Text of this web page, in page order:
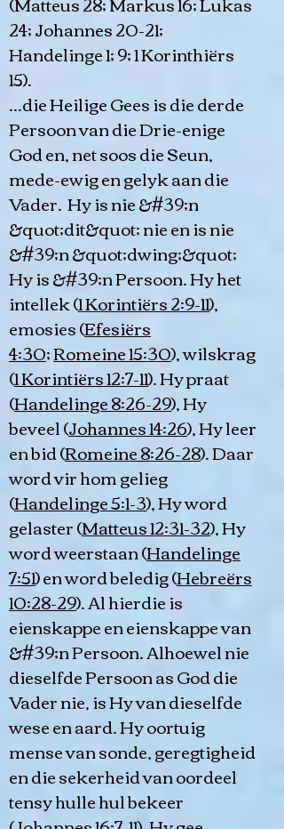
24; Johannes 20-21;
Handelinge 1; 9; 1 Korinthiërs
15).
...die Heilige Gees is die derde
Persoon van die Drie-enige
God en, net soos die Seun,
mede-ewig en gelyk aan die
Vader. Hy is nie &#39;n
&quot;dit&quot; nie en is nie
&#39;n &quot;dwing;&quot;
Hy is &#39;n Persoon. Hy het
intellek (1 Korintiërs 2:9-11),
emosies (Efesiërs
4:30;Romeine 15:30), wilskrag
(1 Korintiërs 12:7-11). Hy praat
(Handelinge 8:26-29), Hy
beveel (Johannes 14:26), Hy leer
en bid (Romeine 8:26-28). Daar
word vir hom gelieg
(Handelinge 5:1-3), Hy word
gelaster (Matteus 12:31-32), Hy
word weerstaan (Handelinge
7:51) en word beledig (Hebreërs
10:28-29). Al hierdie is
eienskappe en eienskappe van
&#39;n Persoon. Alhoewel nie
dieselfde Persoon as God die
Vader nie, is Hy van dieselfde
wese en aard. Hy oortuig
mense van sonde, geregtigheid
en die sekerheid van oordeel
tensy hulle hul bekeer